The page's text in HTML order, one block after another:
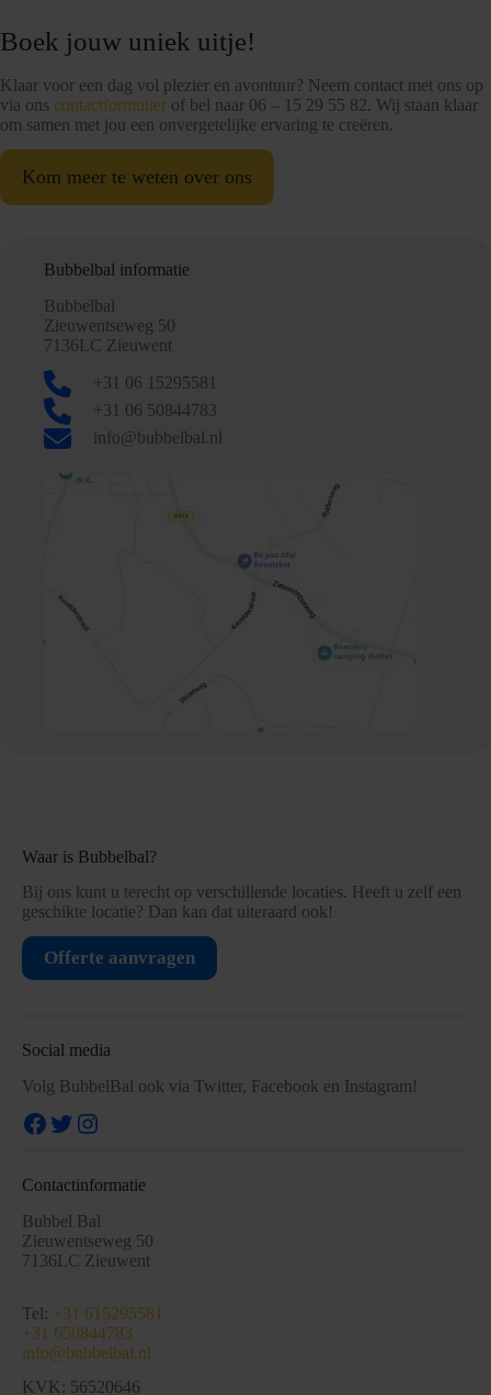
Bubbelbal informatie
Bubbelbal
Zieuwentseweg 50
7136LC Zieuwent
+31 06 15295581
+31 06 50844783
info@bubbelbal.nl
Boek jouw uniek uitje!
Klaar voor een dag vol plezier en avontuur? Neem contact met ons op
via ons contactformulier of bel naar 06 – 15 29 55 82. Wij staan klaar
om samen met jou een onvergetelijke ervaring te creëren.
Kom meer te weten over ons
Waar is Bubbelbal?
Bij ons kunt u terecht op verschillende locaties. Heeft u zelf een
geschikte locatie? Dan kan dat uiteraard ook!
Offerte aanvragen
Social media
Volg BubbelBal ook via Twitter, Facebook en Instagram!
Facebook
Twitter
Instagram
Contactinformatie
Bubbel Bal
Zieuwentseweg 50
7136LC Zieuwent
Tel: +31 615295581
+31 650844783
info@bubbelbal.nl
KVK: 56520646